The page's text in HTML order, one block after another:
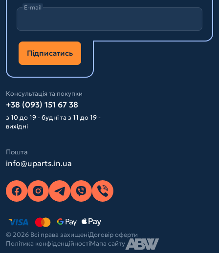
E-mail
Підписатись
Консультація та покупки
+38 (093) 151 67 38
з 10 до 19 - будні та з 11 до 19 -
вихідні
Пошта
info@uparts.in.ua
© 2026 Всі права захищеніДоговір оферти
Політика конфіденційностіМапа сайту